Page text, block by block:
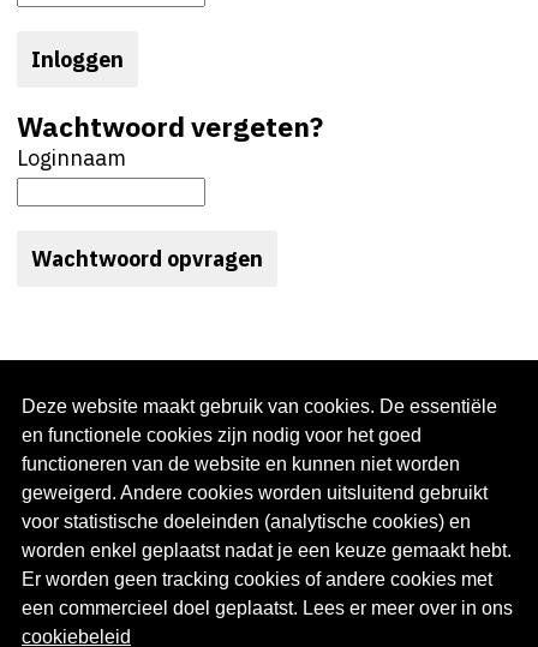
Deze website maakt gebruik van cookies. De essentiële
en functionele cookies zijn nodig voor het goed
functioneren van de website en kunnen niet worden
geweigerd. Andere cookies worden uitsluitend gebruikt
voor statistische doeleinden (analytische cookies) en
worden enkel geplaatst nadat je een keuze gemaakt hebt.
Er worden geen tracking cookies of andere cookies met
een commercieel doel geplaatst. Lees er meer over in ons
cookiebeleid
Wachtwoord vergeten?
Loginnaam
Interessante links
Guidea.be(opent in een nieuw venster)
Guidea Apps (opent in een nieuw venster)
Guidea Werknemer